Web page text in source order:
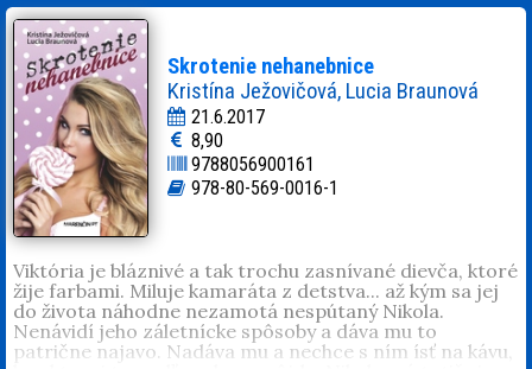
dve hodiny to už asi nebude pravda. Drogy sú veľmi silný
súper a nezávisle od zdravého rozumu s človekom
robia, čo chcú. Melisa napísala úžasnú knihu – je to
kniha plná bolesti, drog, a špiny, ktorú sme osprchovali
z jej nešťastnej duše. Vlado Schwandtner
Tatiana Melasová(1982, Senec) absolvovala hotelovú
akadémiu v Piešťanoch. Od pätnástich rokov závislá od
tvrdých drog. Podstúpila niekoľko neúspešných liečení.
Od roku 2009 liečená v zariadení v Budmericiach u
Vlada Schwandtnera, zatiaľ úspešne. Tam napísala túto
knihu.
Skrotenie nehanebnice
Kristína Ježovičová, Lucia Braunová
21.6.2017
8,90
9788056900161
978-80-569-0016-1
Viktória je bláznivé a tak trochu zasnívané dievča, ktoré
žije farbami. Miluje kamaráta z detstva... až kým sa jej
do života náhodne nezamotá nespútaný Nikola.
Nenávidí jeho záletnícke spôsoby a dáva mu to
patrične najavo. Nadáva mu a nechce s ním ísť na kávu,